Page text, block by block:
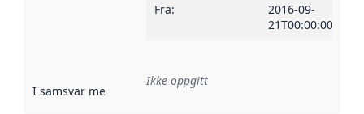
Fra:
2016-09-
21T00:00:00Z
I samsvar med Referanse til en implementasjonsregel
Ikke oppgitt